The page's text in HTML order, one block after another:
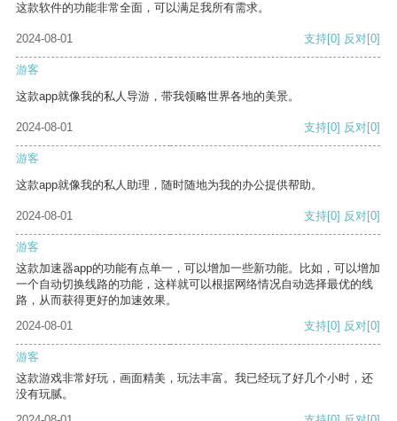
这款软件的功能非常全面，可以满足我所有需求。
2024-08-01 支持[0] 反对[0]
游客
这款app就像我的私人导游，带我领略世界各地的美景。
2024-08-01 支持[0] 反对[0]
游客
这款app就像我的私人助理，随时随地为我的办公提供帮助。
2024-08-01 支持[0] 反对[0]
游客
这款加速器app的功能有点单一，可以增加一些新功能。比如，可以增加
一个自动切换线路的功能，这样就可以根据网络情况自动选择最优的线
路，从而获得更好的加速效果。
2024-08-01
支持[0] 反对[0]
游客
这款游戏非常好玩，画面精美，玩法丰富。我已经玩了好几个小时，还
没有玩腻。